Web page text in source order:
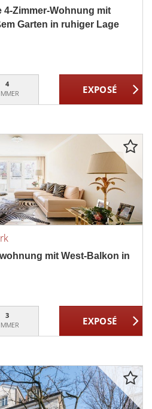
4-Zimmer-Wohnung mit
Garten in ruhiger Lage
4
mit West-Balkon in
3